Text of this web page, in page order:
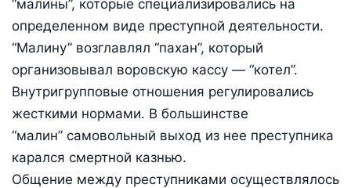
“малины”, которые специализировались на
определенном виде преступной деятельности.
“Малину” возглавлял “пахан”, который
организовывал воровскую кассу — “котел”.
Внутригрупповые отношения регулировались
жесткими нормами. В большинстве
“малин” самовольный выход из нее преступника
карался смертной казнью.
Общение между преступниками осуществлялось